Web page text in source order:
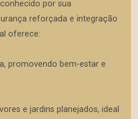
por sua
reforçada e integração
oferece:
promovendo bem-estar e
e jardins planejados, ideal